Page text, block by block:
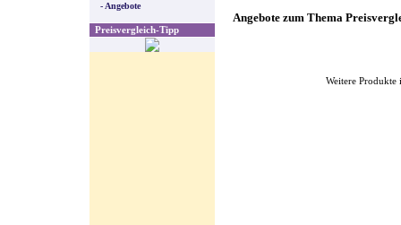
- Angebote
Preisvergleich-Tipp
Angebote zum Thema
Weitere Produkte